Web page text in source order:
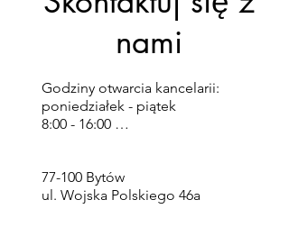
nami
Godziny otwarcia kancelarii:
poniedziałek - piątek
8:00 - 16:00
poza godzinami pracy kancelarii.)
77-100 Bytów
ul. Wojska Polskiego 46a